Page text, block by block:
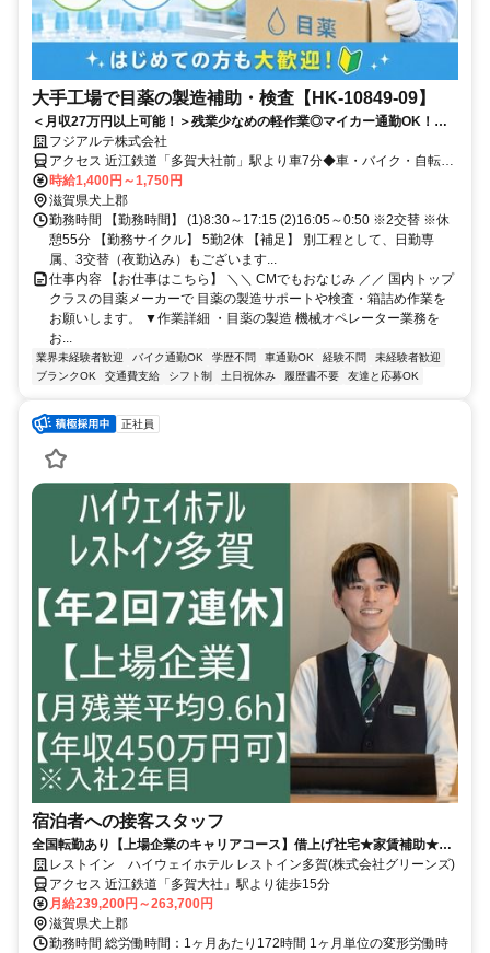
大手工場で目薬の製造補助・検査【HK-10849-09】
＜月収27万円以上可能！＞残業少なめの軽作業◎マイカー通勤OK！多
賀大社前駅～車で7分！20～50代の男女活躍中！最短翌日面接OK
フジアルテ株式会社
アクセス 近江鉄道「多賀大社前」駅より車7分◆車・バイク・自転車
通勤可（工場駐車場は無料）
時給1,400円～1,750円
滋賀県犬上郡
勤務時間 【勤務時間】 (1)8:30～17:15 (2)16:05～0:50 ※2交替 ※休
憩55分 【勤務サイクル】 5勤2休 【補足】 別工程として、日勤専
属、3交替（夜勤込み）もございます...
仕事内容 【お仕事はこちら】 ＼＼ CMでもおなじみ ／／ 国内トップ
クラスの目薬メーカーで 目薬の製造サポートや検査・箱詰め作業を
お願いします。 ▼作業詳細 ・目薬の製造 機械オペレーター業務を
お...
業界未経験者歓迎 バイク通勤OK 学歴不問 車通勤OK 経験不問
未経験者歓迎
ブランクOK
交通費支給 シフト制 土日祝休み 履歴書不要 友達と応募OK
正社員
宿泊者への接客スタッフ
全国転勤あり【上場企業のキャリアコース】借上げ社宅★家賃補助★引
越費用など会社負担
レストイン ハイウェイホテル レストイン多賀(株式会社グリーンズ)
アクセス 近江鉄道「多賀大社」駅より徒歩15分
月給239,200円～263,700円
滋賀県犬上郡
勤務時間 総労働時間：1ヶ月あたり172時間 1ヶ月単位の変形労働時